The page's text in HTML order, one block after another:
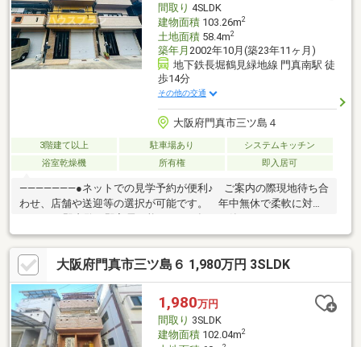
間取り 4SLDK
建物面積103.26m2
土地面積58.4m2
築年月 2002年10月(築23年11ヶ月)
地下鉄長堀鶴見緑地線 門真南駅 徒
歩14分
その他の交通
大阪府門真市三ツ島４
3階建て以上 駐車場あり
システムキッチン
浴室乾燥機
所有権 即入居可
―――――――●ネットでの見学予約が便利♪ ご案内の際現地待ち合
わせ、店舗や送迎等の選択が可能です。 年中無休で柔軟に対応
ジ●2階と3階は両面バルコニー●イズミヤ まるとく市場 徒歩10
分●駐車場完備で、お車での来店も安心！●キッズスペース完備！
●Google口コミ評価、高評価頂いております♪●住宅ローンのご相
談が増加傾向にあります。 不安や疑問を一緒に解決していきま
す。ぜひご相談下さい(^^)＊気になる他社・他サイトの掲載物件も
まとめてご見学・ご提案可能です＊
大阪府門真市三ツ島６ 1,980万円 3SLDK
1,980万円
間取り 3SLDK
建物面積102.04m2